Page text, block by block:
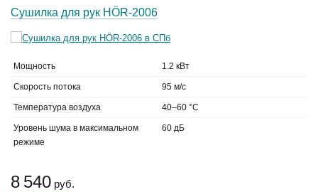
Сушилка для рук HÖR-2006
Мощность 1.2 кВт
Скорость потока 95 м/с
Температура воздуха 40–60 °C
Уровень шума в максимальном
режиме
60 дБ
8 540 руб.